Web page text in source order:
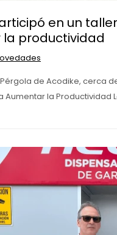
en un
productividad
de Acodike, cerca
Aumentar la Productividad